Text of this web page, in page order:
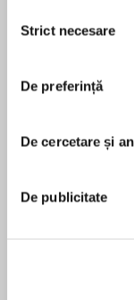
consimțământului
Strict necesare
De preferință
De cercetare și
De publicitate
Premio
MAI MULT
pentru